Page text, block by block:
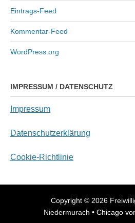
Eintrags-Feed
Kommentar-Feed
WordPress.org
IMPRESSUM / DATENSCHUTZ
Impressum
Datenschutzerklärung
Cookie-Richtlinie
Copyright © 2026
Niedermurach • Chicago